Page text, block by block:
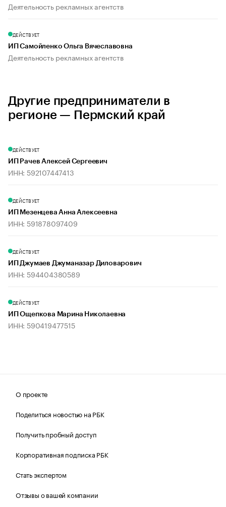
Деятельность рекламных агентств
ДЕЙСТВУЕТ
ИП Самойленко Ольга Вячеславовна
Деятельность рекламных агентств
Другие предприниматели в
регионе — Пермский край
ДЕЙСТВУЕТ
ИП Рачев Алексей Сергеевич
ИНН: 592107447413
ДЕЙСТВУЕТ
ИП Мезенцева Анна Алексеевна
ИНН: 591878097409
ДЕЙСТВУЕТ
ИП Джумаев Джуманазар Диловарович
ИНН: 594404380589
ДЕЙСТВУЕТ
ИП Ощепкова Марина Николаевна
ИНН: 590419477515
О проекте
Поделиться новостью на РБК
Получить пробный доступ
Корпоративная подписка РБК
Стать экспертом
Отзывы о вашей компании